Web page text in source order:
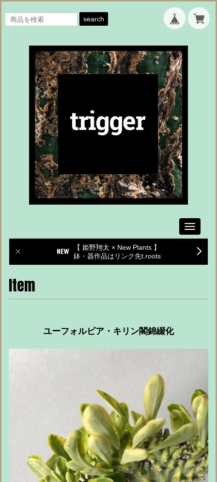
search
Toggle
【 姫野翔太 × New Plants 】
鉢・器作品はリンク先t.roots
Item
ユーフォルビア・キリン閣錦綴化